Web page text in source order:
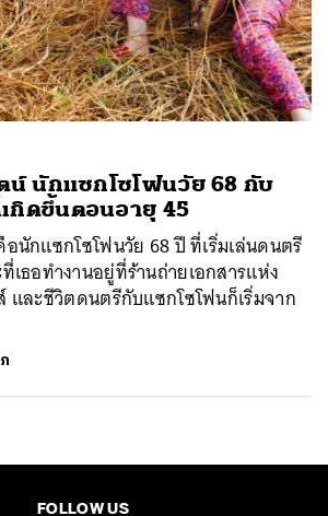
น์ นักแซกโซโฟนวัย 68 กับ
กิดขึ้นตอนอายุ 45
นักแซกโซโฟนวัย 68 ปี ที่เริ่มเล่นดนตรี
ธอทำงานอยู่ที่ร้านถ่ายเอกสารแห่ง
และชีวิตดนตรีกับแซกโซโฟนก็เริ่มจาก
FOLLOW US
TWEET LINE EMAIL